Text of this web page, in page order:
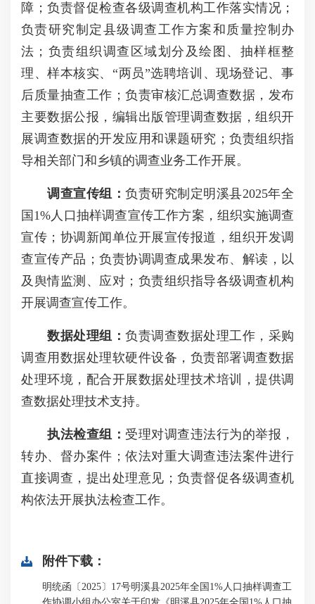
障；负责督促检查各级调查机构工作落实情况；
负责研究制定县级调查工作方案和质量控制办
法；负责组织调查区域划分及绘图、抽样框整
理、样本核实、“两员”选聘培训、现场登记、事
后质量抽查工作；负责审核汇总调查数据，发布
主要数据公报，编辑出版管理调查数据，组织开
展调查数据的开发应用和课题研究；负责组织指
导相关部门和乡镇的调查业务工作开展。
调查宣传组：负责研究制定明溪县2025年全
国1%人口抽样调查宣传工作方案，组织实施调查
宣传；协调新闻单位开展宣传报道，组织开发调
查宣传产品；负责协调调查成果发布、解读，以
及舆情监测、应对；负责组织指导各级调查机构
开展调查宣传工作。
数据处理组： 负责调查数据处理工作，采购
调查用数据处理软硬件设备，负责部署调查数据
处理环境，配合开展数据处理技术培训，提供调
查数据处理技术支持。
执法检查组： 受理对调查违法行为的举报，
转办、督办案件；依法对重大调查违法案件进行
直接调查，提出处理意见；负责督促各级调查机
构依法开展执法检查工作。
附件下载：
明统函〔2025〕17号明溪县2025年全国1%人口抽样调查工